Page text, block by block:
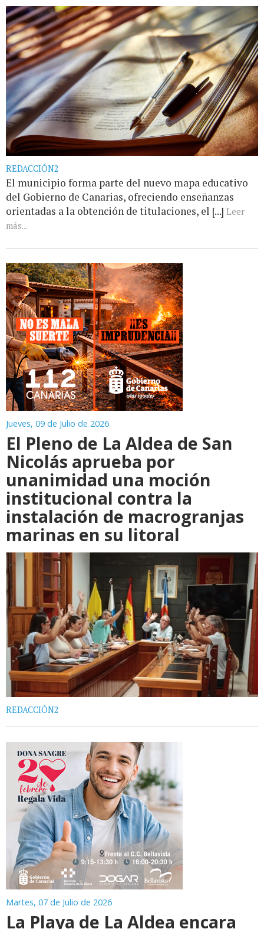
REDACCIÓN2
El municipio forma parte del nuevo mapa educativo
del Gobierno de Canarias, ofreciendo enseñanzas
orientadas a la obtención de titulaciones, el [...] Leer
más...
Jueves, 09 de Julio de 2026
El Pleno de La Aldea de San
Nicolás aprueba por
unanimidad una moción
institucional contra la
instalación de macrogranjas
marinas en su litoral
REDACCIÓN2
Martes, 07 de Julio de 2026
La Playa de La Aldea encara